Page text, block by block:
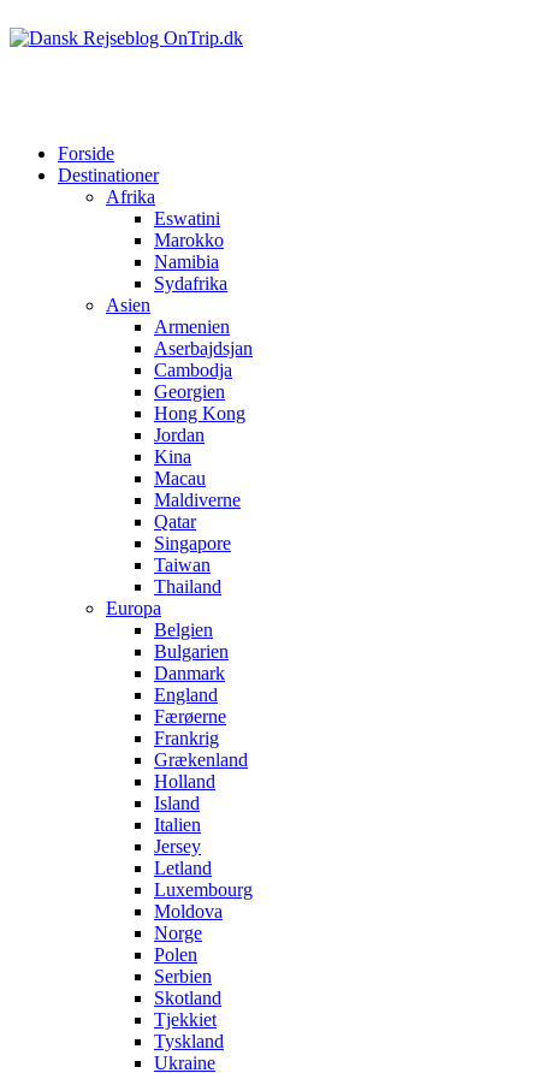
Forside
Destinationer
Afrika
Eswatini
Marokko
Namibia
Sydafrika
Asien
Armenien
Aserbajdsjan
Cambodja
Georgien
Hong Kong
Jordan
Kina
Macau
Maldiverne
Qatar
Singapore
Taiwan
Thailand
Europa
Belgien
Bulgarien
Danmark
England
Færøerne
Frankrig
Grækenland
Holland
Island
Italien
Jersey
Letland
Luxembourg
Moldova
Norge
Polen
Serbien
Skotland
Tjekkiet
Tyskland
Ukraine